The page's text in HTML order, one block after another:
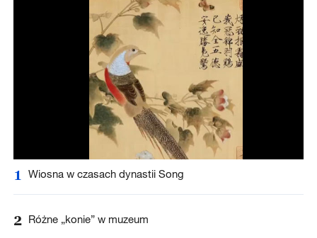
1 Wiosna w czasach dynastii Song
2 Różne „konie” w muzeum